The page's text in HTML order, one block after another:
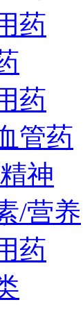
药
药
管药
神
/营养
药